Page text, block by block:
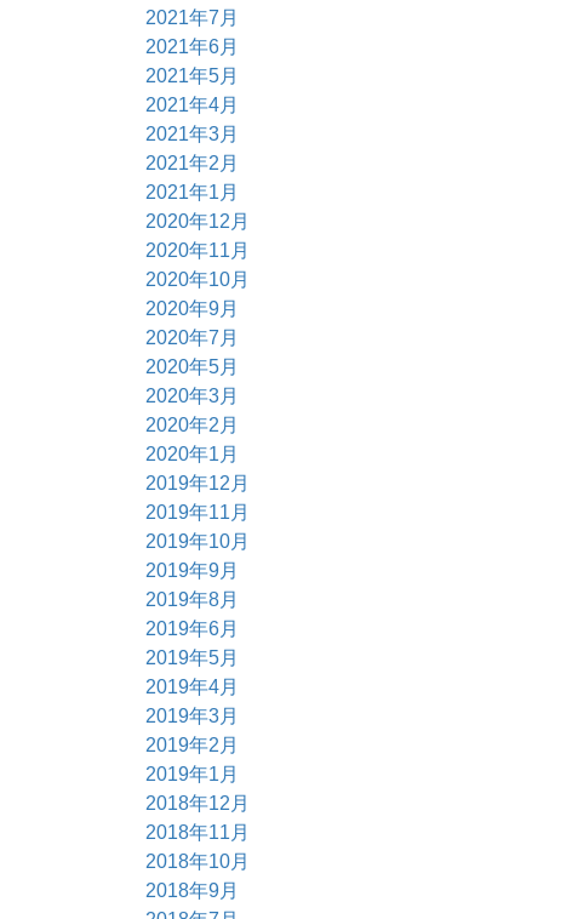
2021年7月
2021年6月
2021年5月
2021年4月
2021年3月
2021年2月
2021年1月
2020年12月
2020年11月
2020年10月
2020年9月
2020年7月
2020年5月
2020年3月
2020年2月
2020年1月
2019年12月
2019年11月
2019年10月
2019年9月
2019年8月
2019年6月
2019年5月
2019年4月
2019年3月
2019年2月
2019年1月
2018年12月
2018年11月
2018年10月
2018年9月